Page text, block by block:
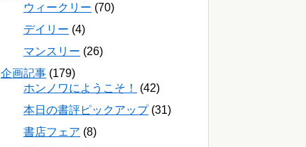
ウィークリー (70)
デイリー (4)
マンスリー (26)
企画記事 (179)
ホンノワにようこそ！
(42)
本日の書評ピックアップ(31)
書店フェア (8)